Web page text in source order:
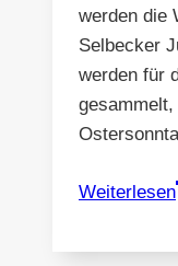
werden die
Selbecker
werden für
Weiterlesen